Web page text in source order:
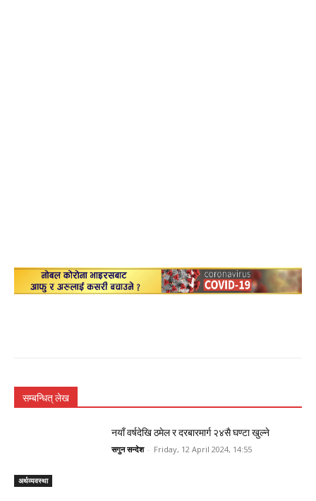
सम्बन्धित् लेख
अर्थव्यवस्था
नयाँ वर्षदेखि ठमेल र दरबारमार्ग २४सै घण्टा खुल्ने
सगुन सन्देश - Friday, 12 April 2024, 14:55